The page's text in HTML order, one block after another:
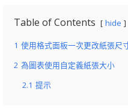
Table of Contents hide
1 使用格式面板一次更改紙張尺
2 為圖表使用自定義紙張大小
2.1 提示